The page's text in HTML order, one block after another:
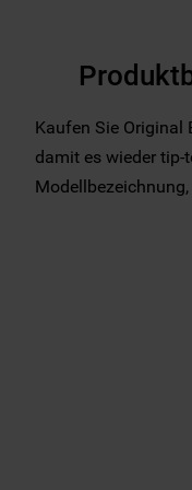
Kaufen Sie Original
damit es wieder tip-